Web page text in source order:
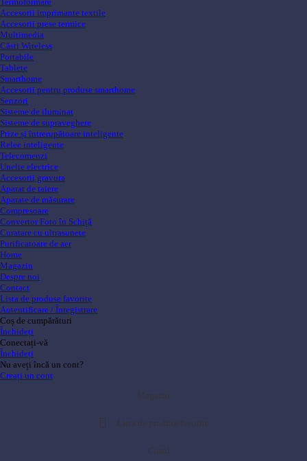
Accesorii imprimante textile
Accesorii prese termice
Multimedia
Căsti Wireless
Portabile
Tablete
Smarthome
Accesorii pentru produse smarthome
Senzori
Sisteme de iluminat
Sisteme de supraveghere
Prize și întrerupătoare inteligente
Relee inteligente
Telecomenzi
Unelte electrice
Accesorii gravura
Aparat de taiere
Aparate de măsurare
Compresoare
Convertor Foto în Schiță
Curatare cu ultrasunete
Purificatoare de aer
Home
Magazin
Despre noi
Contact
Lista de produse favorite
Autentificare / Înregistrare
Coș de cumpărături
Închideți
Conectați-vă
Închideți
Nu aveți încă un cont?
Creați un cont
Magazin
Lista de produse favorite
Cosul